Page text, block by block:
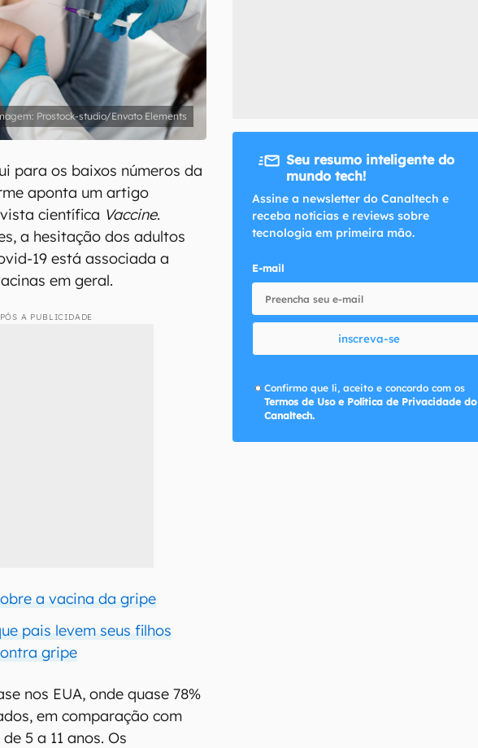
Prostock-studio/Envato Elements
para os baixos números da
aponta um artigo
científica Vaccine.
a hesitação dos adultos
19 está associada a
em geral.
A PUBLICIDADE
a vacina da gripe
pais levem seus filhos
gripe
nos EUA, onde quase 78%
em comparação com
5 a 11 anos. Os
Seu resumo inteligente do
mundo tech!
Assine a newsletter do Canaltech e
receba notícias e reviews sobre
tecnologia em primeira mão.
E-mail
inscreva-se
Confirmo que li, aceito e concordo com os
Termos de Uso e Política de Privacidade do
Canaltech.